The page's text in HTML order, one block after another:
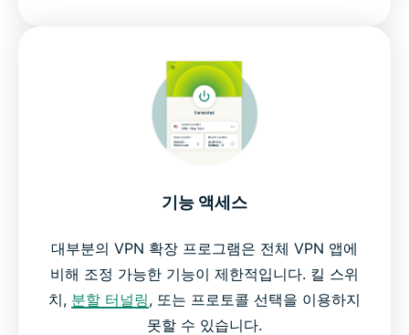
기능 액세스
대부분의 VPN 확장 프로그램은 전체 VPN 앱에
비해 조정 가능한 기능이 제한적입니다. 킬 스위
치, 분할 터널링, 또는 프로토콜 선택을 이용하지
못할 수 있습니다.